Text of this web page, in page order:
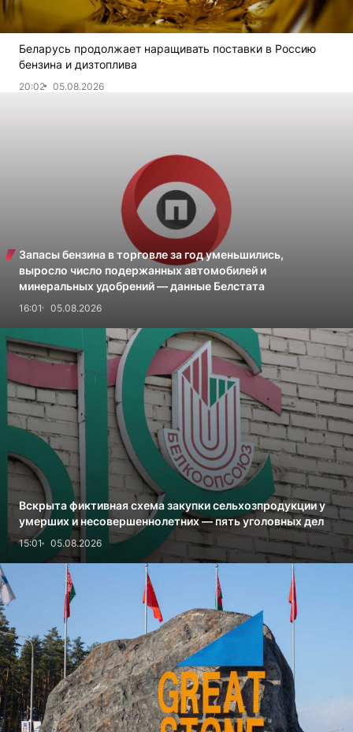
Беларусь продолжает наращивать поставки в Россию
бензина и дизтоплива
20:02 05.08.2026
Запасы бензина в торговле за год уменьшились,
выросло число подержанных автомобилей и
минеральных удобрений — данные Белстата
16:01 05.08.2026
Вскрыта фиктивная схема закупки сельхозпродукции у
умерших и несовершеннолетних — пять уголовных дел
15:01 05.08.2026